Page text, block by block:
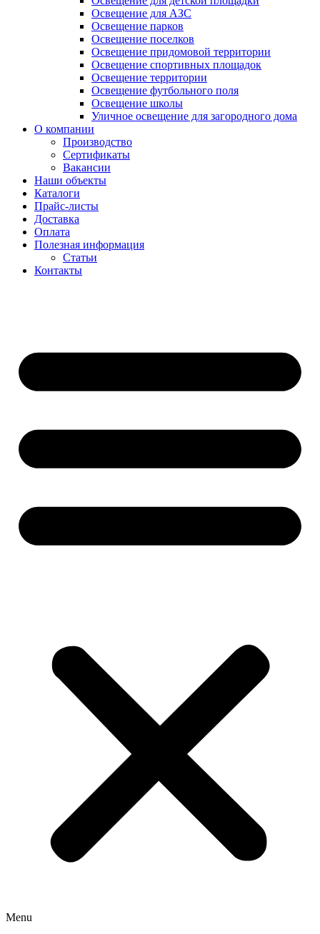
Освещение для АЗС
Освещение парков
Освещение поселков
Освещение придомовой территории
Освещение спортивных площадок
Освещение территории
Освещение футбольного поля
Освещение школы
Уличное освещение для загородного дома
О компании
Производство
Сертификаты
Вакансии
Наши объекты
Каталоги
Прайс-листы
Доставка
Оплата
Полезная информация
Статьи
Контакты
Menu